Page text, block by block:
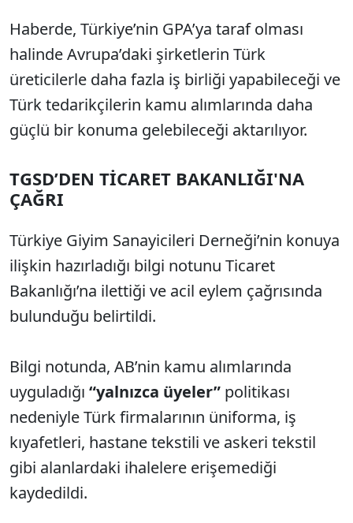
Haberde, Türkiye’nin GPA’ya taraf olması
halinde Avrupa’daki şirketlerin Türk
üreticilerle daha fazla iş birliği yapabileceği ve
Türk tedarikçilerin kamu alımlarında daha
güçlü bir konuma gelebileceği aktarılıyor.
TGSD’DEN TİCARET BAKANLIĞI'NA
ÇAĞRI
Türkiye Giyim Sanayicileri Derneği’nin konuya
ilişkin hazırladığı bilgi notunu Ticaret
Bakanlığı’na ilettiği ve acil eylem çağrısında
bulunduğu belirtildi.
Bilgi notunda, AB’nin kamu alımlarında
uyguladığı “yalnızca üyeler” politikası
nedeniyle Türk firmalarının üniforma, iş
kıyafetleri, hastane tekstili ve askeri tekstil
gibi alanlardaki ihalelere erişemediği
kaydedildi.